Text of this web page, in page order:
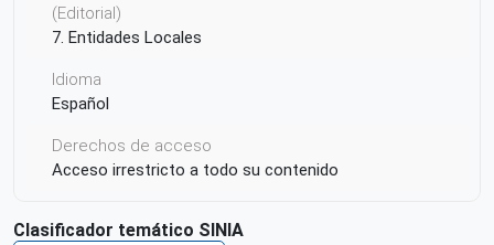
(Editorial)
7. Entidades Locales
Idioma
Español
Derechos de acceso
Acceso irrestricto a todo su contenido
Clasificador temático SINIA